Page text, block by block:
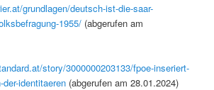
grundlagen/deutsch-ist-die-saar-
1955/ (abgerufen am
story/3000000203133/fpoe-inseriert-
der-identitaeren (abgerufen am 28.01.2024)